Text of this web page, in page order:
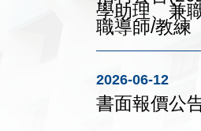
學助理、兼
職導師/教練
2026-06-12
書面報價公